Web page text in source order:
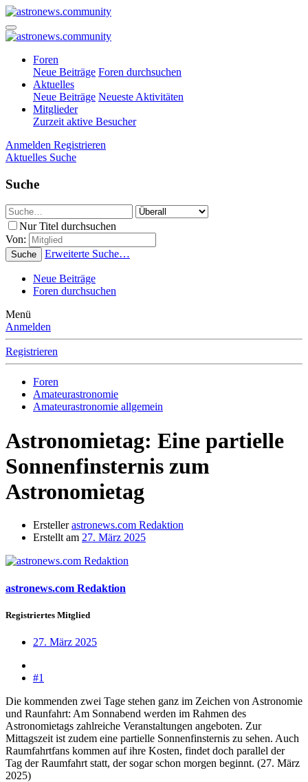
Foren
Neue Beiträge Foren durchsuchen
Aktuelles
Neue Beiträge Neueste Aktivitäten
Mitglieder
Zurzeit aktive Besucher
Anmelden Registrieren
Aktuelles Suche
Suche
Nur Titel durchsuchen
Von:
Suche Erweiterte Suche…
Neue Beiträge
Foren durchsuchen
Menü
Anmelden
Registrieren
Foren
Amateurastronomie
Amateurastronomie allgemein
Astronomietag: Eine partielle
Sonnenfinsternis zum
Astronomietag
Ersteller astronews.com Redaktion
Erstellt am 27. März 2025
astronews.com Redaktion
Registriertes Mitglied
27. März 2025
#1
Die kommenden zwei Tage stehen ganz im Zeichen von Astronomie
und Raunfahrt: Am Sonnabend werden im Rahmen des
Astronomietags zahlreiche Veranstaltungen angeboten. Zur
Mittagszeit ist zudem eine partielle Sonnenfinsternis zu sehen. Auch
Raumfahrtfans kommen auf ihre Kosten, findet doch parallel der
Tag der Raumfahrt statt, der sogar schon morgen beginnt. (27. März
2025)